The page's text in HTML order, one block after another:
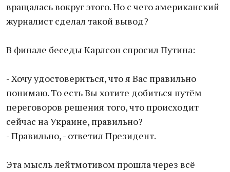
вращалась вокруг этого. Но с чего американский
журналист сделал такой вывод?
В финале беседы Карлсон спросил Путина:
- Хочу удостовериться, что я Вас правильно
понимаю. То есть Вы хотите добиться путём
переговоров решения того, что происходит
сейчас на Украине, правильно?
- Правильно, - ответил Президент.
Эта мысль лейтмотивом прошла через всё